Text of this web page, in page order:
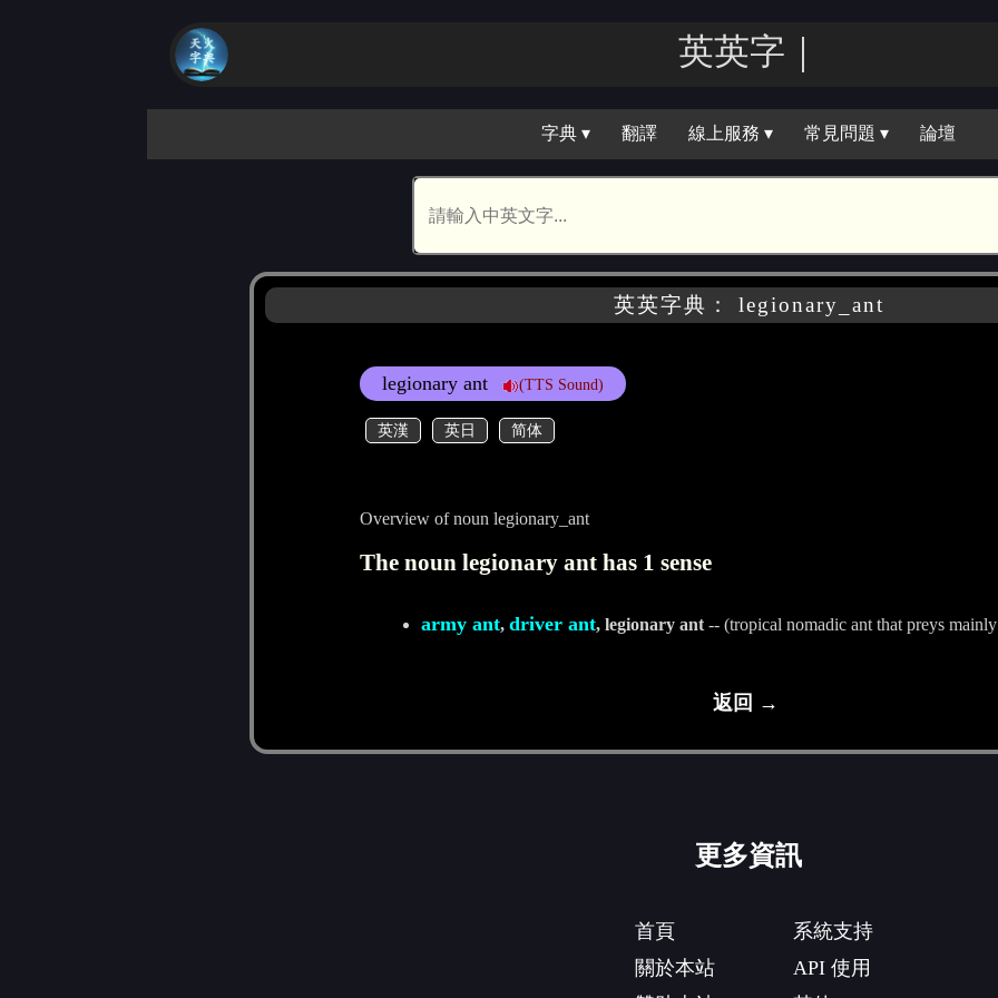
英英字｜
字典 ▾ 翻譯 線上服務 ▾ 常見問題 ▾ 論壇
英英字典： legionary_ant
legionary ant (TTS Sound)
英漢 英日 简体
Overview of noun legionary_ant
The noun legionary ant has 1 sense
army ant, driver ant, legionary ant-- (tropical nomadic ant that preys
返回 →
更多資訊
首頁
關於本站
系統支持
API 使用